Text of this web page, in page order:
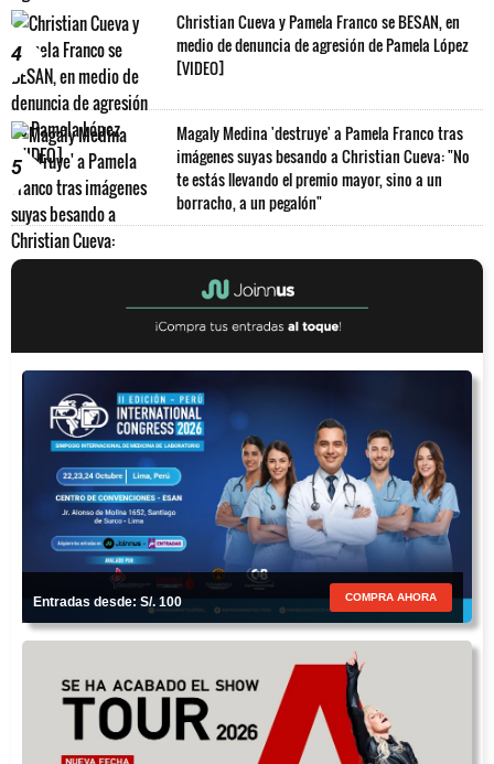
4
Christian Cueva y Pamela Franco se BESAN, en
medio de denuncia de agresión de Pamela López
[VIDEO]
5
Magaly Medina 'destruye' a Pamela Franco tras
imágenes suyas besando a Christian Cueva: "No
te estás llevando el premio mayor, sino a un
borracho, a un pegalón"
Entradas desde: S/. 100 COMPRA AHORA